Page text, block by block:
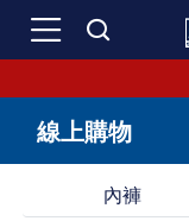
線上購物
內褲